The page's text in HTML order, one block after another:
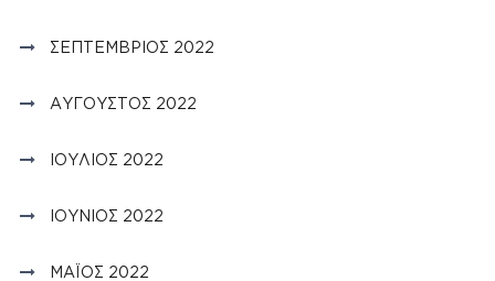
ΣΕΠΤΈΜΒΡΙΟΣ 2022
ΑΎΓΟΥΣΤΟΣ 2022
ΙΟΎΛΙΟΣ 2022
ΙΟΎΝΙΟΣ 2022
ΜΆΙΟΣ 2022